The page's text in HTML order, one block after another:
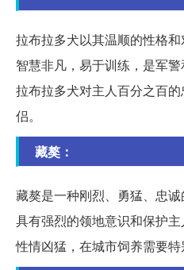
拉布拉多犬以其温顺的性格
智慧非凡，易于训练，是军警
拉布拉多犬对主人百分之百
侣。
藏獒：
藏獒是一种刚烈、勇猛、忠
具有强烈的领地意识和保护主
性情凶猛，在城市饲养需要特